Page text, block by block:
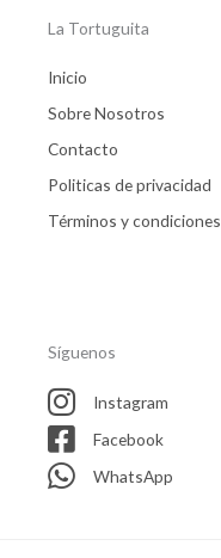
La Tortuguita
Inicio
Sobre Nosotros
Contacto
Politicas de privacidad
Términos y condiciones
Síguenos
Instagram
Facebook
WhatsApp